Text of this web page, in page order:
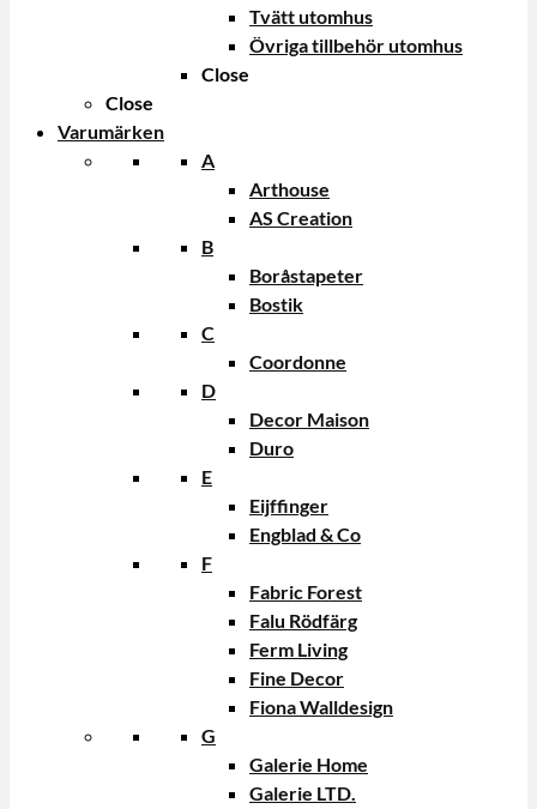
Tvätt utomhus
Övriga tillbehör utomhus
Close
Close
Varumärken
A
Arthouse
AS Creation
B
Boråstapeter
Bostik
C
Coordonne
D
Decor Maison
Duro
E
Eijffinger
Engblad & Co
F
Fabric Forest
Falu Rödfärg
Ferm Living
Fine Decor
Fiona Walldesign
G
Galerie Home
Galerie LTD.